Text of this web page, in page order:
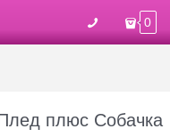
0
плюс Собачка